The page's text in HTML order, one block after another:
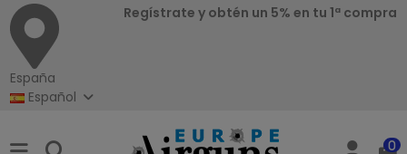
España
Regístrate y obtén un 5% en tu 1ª compra
Español
0